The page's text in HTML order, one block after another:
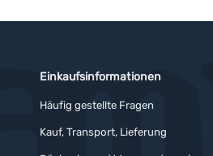
Einkaufsinformationen
Häufig gestellte Fragen
Kauf, Transport, Lieferung